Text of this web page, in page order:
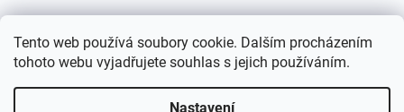
Tento web používá soubory cookie. Dalším procházením
tohoto webu vyjadřujete souhlas s jejich používáním.
Nastavení